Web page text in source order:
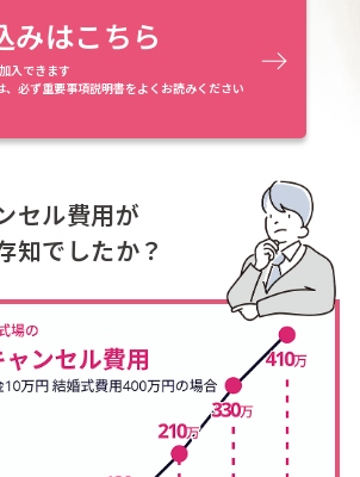
みはこちら
入できます
、必ず重要事項説明書をよくお読みください
セル費用が
知でしたか？